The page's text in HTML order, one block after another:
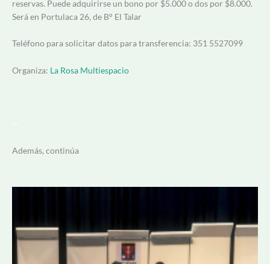
reservas. Puede adquirirse un bono por $5.000 o dos por $8.000.
Será en Portulaca 26, de B° El Talar
Teléfono para solicitar datos para transferencia: 351 5527099
Organiza: La Rosa Multiespacio
Además, continúa